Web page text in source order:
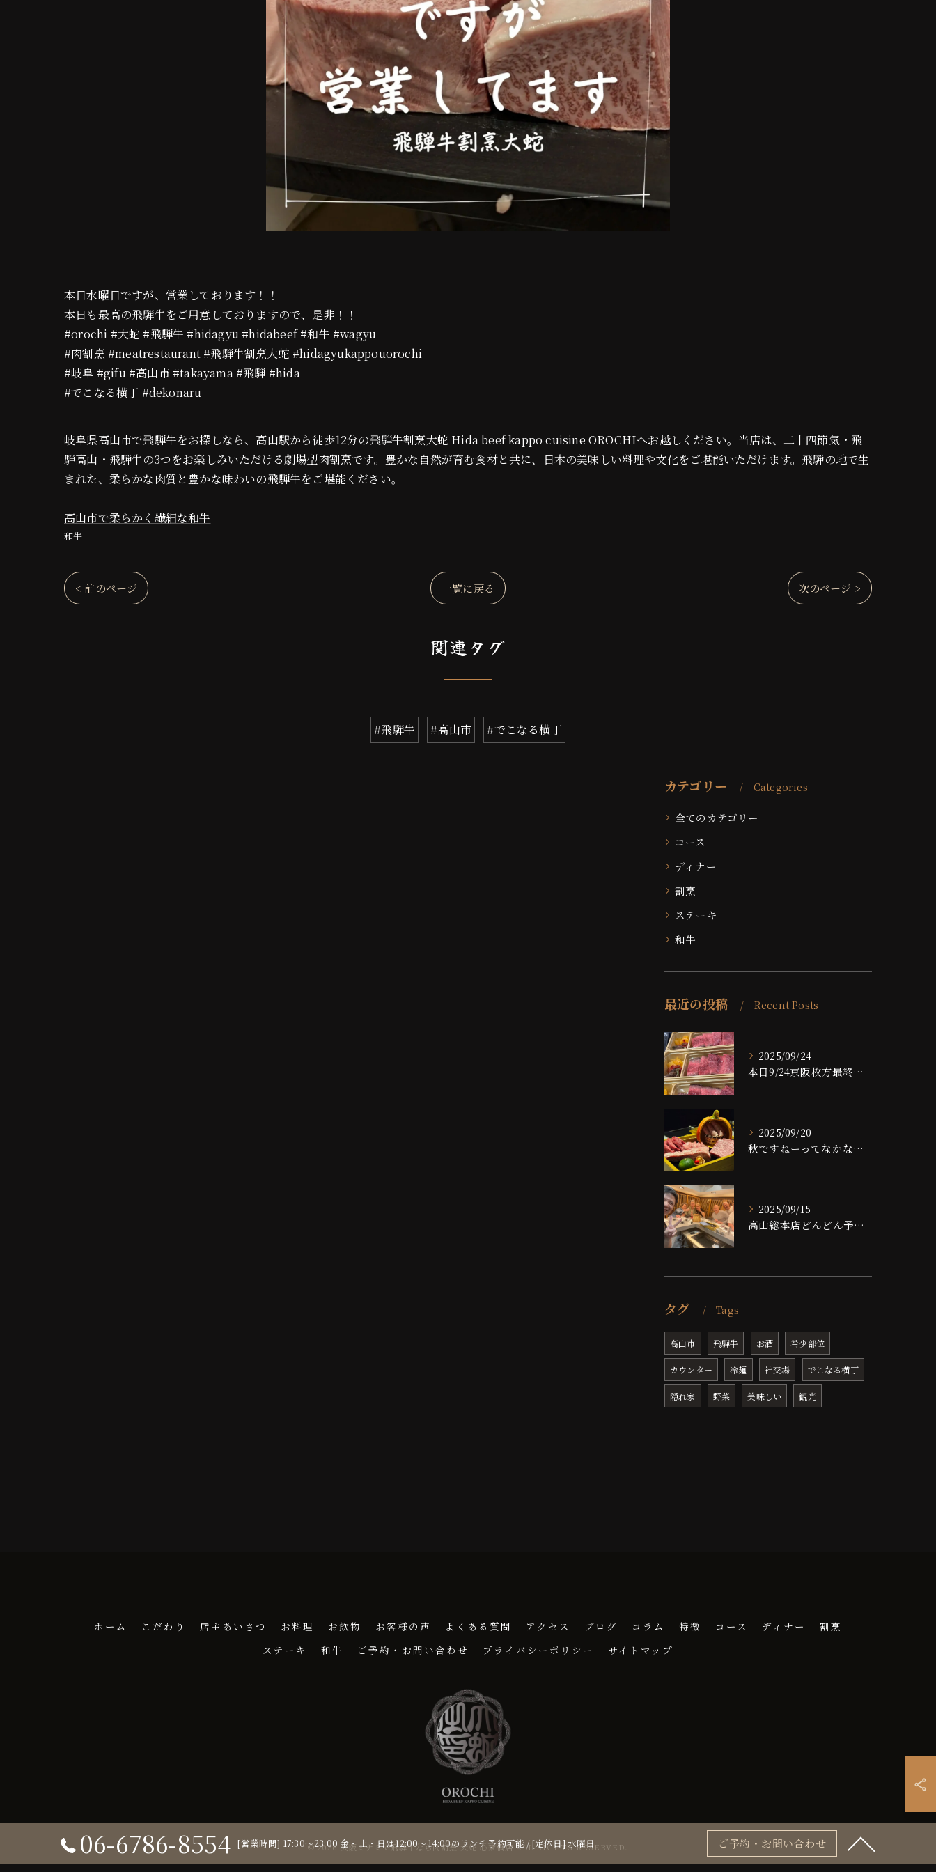
本日水曜日ですが、営業しております！！
本日も最高の飛騨牛をご用意しておりますので、是非！！
#orochi #大蛇 #飛騨牛 #hidagyu #hidabeef #和牛 #wagyu
#肉割烹 #meatrestaurant #飛騨牛割烹大蛇 #hidagyukappouorochi
#岐阜 #gifu #高山市 #takayama #飛騨 #hida
#でこなる横丁 #dekonaru
岐阜県高山市で飛騨牛をお探しなら、高山駅から徒歩12分の飛騨牛割烹大蛇 Hida beef kappo cuisine OROCHIへお越しください。当店は、二十四節気・飛
騨高山・飛騨牛の3つをお楽しみいただける劇場型肉割烹です。豊かな自然が育む食材と共に、日本の美味しい料理や文化をご堪能いただけます。飛騨の地で生
まれた、柔らかな肉質と豊かな味わいの飛騨牛をご堪能ください。
高山市で柔らかく繊細な和牛
和牛
< 前のページ 一覧に戻る 次のページ >
関連タグ
#飛騨牛 #高山市 #でこなる横丁
カテゴリー Categories
全てのカテゴリー
コース
ディナー
割烹
ステーキ
和牛
最近の投稿 Recent Posts
2025/09/24
本日9/24京阪枚方最終日です！！
2025/09/20
秋ですねーってなかなかならない大阪ですが、夜は大分涼しくなっ...
2025/09/15
高山総本店どんどん予約埋まっております！！
タグ Tags
高山市 飛騨牛 お酒 希少部位
カウンター 冷麺 社交場 でこなる横丁
隠れ家 野菜 美味しい 観光
06-6786-8554 [営業時間] 17:30～23:00 金・土・日は12:00～14:00のランチ予約可能 / [定休日] 水曜日 ご予約・お問い合わせ
ホーム こだわり 店主あいさつ お料理 お飲物 お客様の声 よくある質問 アクセス ブログ コラム 特徴 コース ディナー
割烹
ステーキ
和牛 ご予約・お問い合わせ プライバシーポリシー サイトマップ
© 2026 大阪ミナミで飛騨牛なら肉割烹 大蛇 心斎橋店 ALL RIGHTS RESERVED.